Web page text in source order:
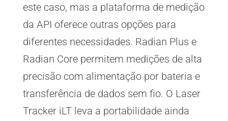
este caso, mas a plataforma de medição
da API oferece outras opções para
diferentes necessidades. Radian Plus e
Radian Core permitem medições de alta
precisão com alimentação por bateria e
transferência de dados sem fio. O Laser
Tracker iLT leva a portabilidade ainda